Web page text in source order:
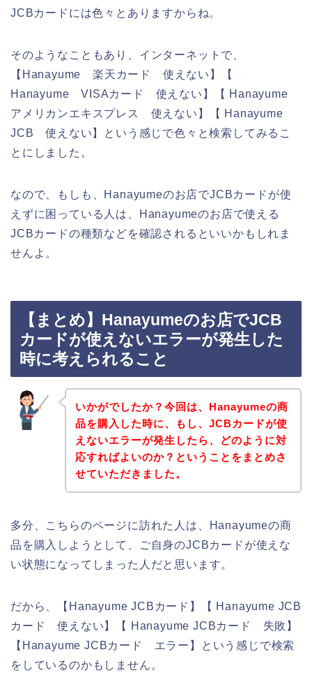
JCBカードには色々とありますからね。
そのようなこともあり、インターネットで、
【Hanayume 楽天カード 使えない】【
Hanayume VISAカード 使えない】【 Hanayume
アメリカンエキスプレス 使えない】【 Hanayume
JCB 使えない】という感じで色々と検索してみるこ
とにしました。
なので、もしも、Hanayumeのお店でJCBカードが使
えずに困っている人は、Hanayumeのお店で使える
JCBカードの種類などを確認されるといいかもしれま
せんよ。
【まとめ】Hanayumeのお店でJCB
カードが使えないエラーが発生した
時に考えられること
いかがでしたか？今回は、Hanayumeの商
品を購入した時に、もし、JCBカードが使
えないエラーが発生したら、どのように対
応すればよいのか？ということをまとめさ
せていただきました。
多分、こちらのページに訪れた人は、Hanayumeの商
品を購入しようとして、ご自身のJCBカードが使えな
い状態になってしまった人だと思います。
だから、【Hanayume JCBカード】【 Hanayume JCB
カード 使えない】【 Hanayume JCBカード 失敗】
【Hanayume JCBカード エラー】という感じで検索
をしているのかもしません。